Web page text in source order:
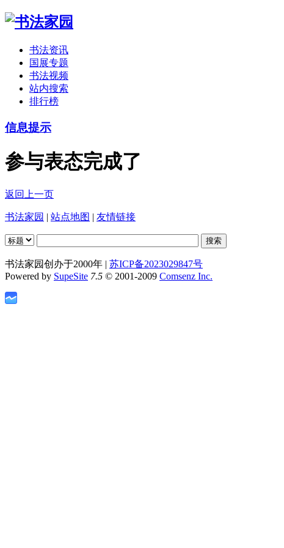
书法资讯
国展专题
书法视频
站内搜索
排行榜
信息提示
参与表态完成了
返回上一页
书法家园 | 站点地图 | 友情链接
书法家园创办于2000年 | 苏ICP备2023029847号
Powered by SupeSite 7.5 © 2001-2009 Comsenz Inc.